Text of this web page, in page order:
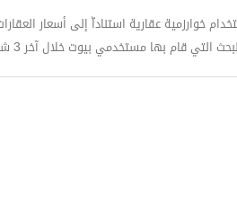
خوارزمية عقارية استناداّ إلى أسعار
التي قام بها مستخدمي بيوت خلال آخر 3 شهور.